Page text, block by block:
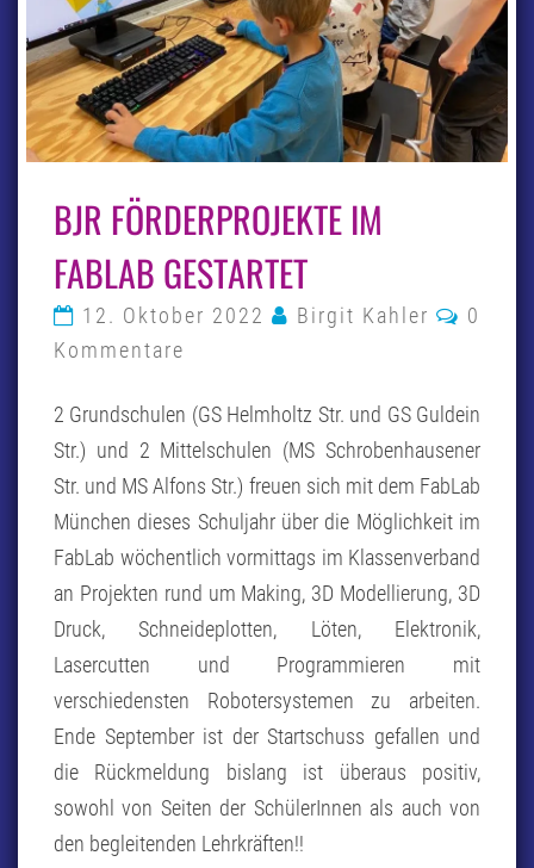
FÖRDERPROJEKTE
IM
GESTARTET
BJR FÖRDERPROJEKTE IM
FABLAB GESTARTET
12. Oktober 2022 Birgit Kahler
0
Kommentare
2 Grundschulen (GS Helmholtz Str. und GS Guldein
Str.) und 2 Mittelschulen (MS Schrobenhausener
Str. und MS Alfons Str.) freuen sich mit dem FabLab
München dieses Schuljahr über die Möglichkeit im
FabLab wöchentlich vormittags im Klassenverband
an Projekten rund um Making, 3D Modellierung, 3D
Druck, Schneideplotten, Löten, Elektronik,
Lasercutten und Programmieren mit
verschiedensten Robotersystemen zu arbeiten.
Ende September ist der Startschuss gefallen und
die Rückmeldung bislang ist überaus positiv,
sowohl von Seiten der SchülerInnen als auch von
den begleitenden Lehrkräften!!